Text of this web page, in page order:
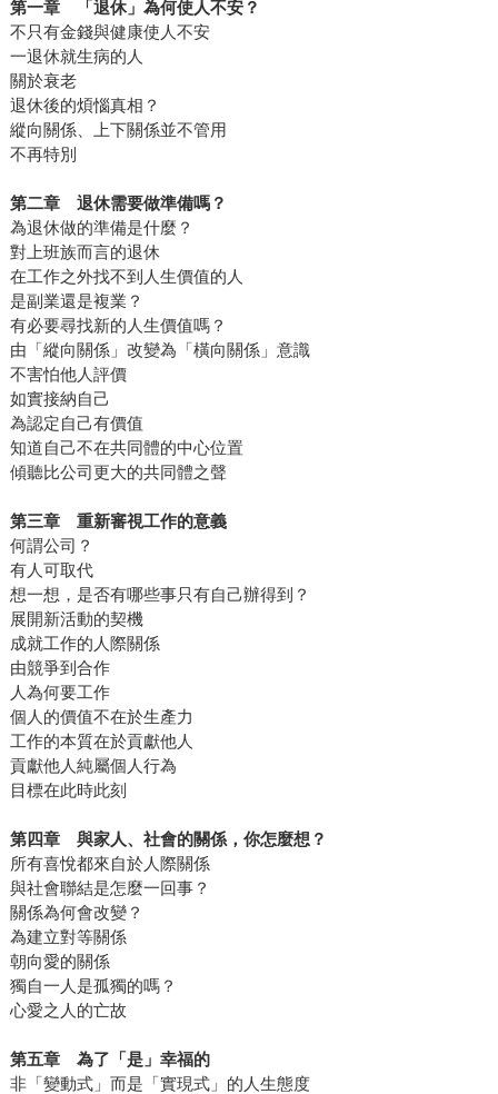
第一章 「退休」為何使人不安？
不只有金錢與健康使人不安
一退休就生病的人
關於衰老
退休後的煩惱真相？
縱向關係、上下關係並不管用
不再特別
第二章 退休需要做準備嗎？
為退休做的準備是什麼？
對上班族而言的退休
在工作之外找不到人生價值的人
是副業還是複業？
有必要尋找新的人生價值嗎？
由「縱向關係」改變為「橫向關係」意識
不害怕他人評價
如實接納自己
為認定自己有價值
知道自己不在共同體的中心位置
傾聽比公司更大的共同體之聲
第三章 重新審視工作的意義
何謂公司？
有人可取代
想一想，是否有哪些事只有自己辦得到？
展開新活動的契機
成就工作的人際關係
由競爭到合作
人為何要工作
個人的價值不在於生產力
工作的本質在於貢獻他人
貢獻他人純屬個人行為
目標在此時此刻
第四章 與家人、社會的關係，你怎麼想？
所有喜悅都來自於人際關係
與社會聯結是怎麼一回事？
關係為何會改變？
為建立對等關係
朝向愛的關係
獨自一人是孤獨的嗎？
心愛之人的亡故
第五章 為了「是」幸福的
非「變動式」而是「實現式」的人生態度